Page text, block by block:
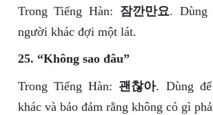
Trong Tiếng Hàn: 잠깐만요. Dùng
người khác đợi một lát.
25. “Không sao đâu”
Trong Tiếng Hàn: 괜찮아. Dùng
khác và bảo đảm rằng không có gì